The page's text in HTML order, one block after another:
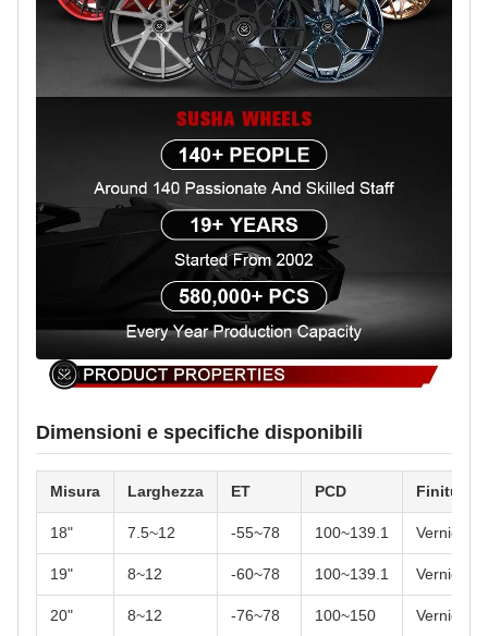
Dimensioni e specifiche disponibili
Misura Larghezza ET PCD Finitura
18" 7.5~12 -55~78 100~139.1 Vernice/
19" 8~12 -60~78 100~139.1 Vernice/
20" 8~12 -76~78 100~150 Vernice/